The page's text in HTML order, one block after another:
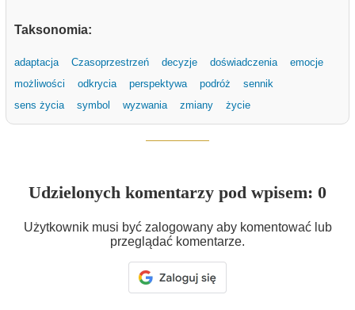
Taksonomia:
adaptacja Czasoprzestrzeń decyzje doświadczenia
emocje
możliwości
odkrycia perspektywa podróż
sennik
sens życia
symbol wyzwania zmiany życie
Udzielonych komentarzy pod wpisem: 0
Użytkownik musi być zalogowany aby komentować lub
przeglądać komentarze.